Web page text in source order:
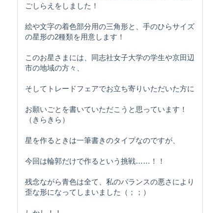
ごしらえをしました！
絵や文字の着色部分用の三角形と、手のひらサイズ
の星形の2種類を用意します！
このお星さまには、同志社女子大学の学生や京田辺
市の地域の方々、
そしてトレードフェアでお立ち寄りいただいた方に
お願いごとを書いていただこうと思っています！
（きらきら）
星を作るときは一筆書きのタイプなのですが、
今回は輪郭だけで作るという挑戦……！！
残念ながら青色は全て、私のバランスの悪さにより
歪な形になってしまいました（；；）